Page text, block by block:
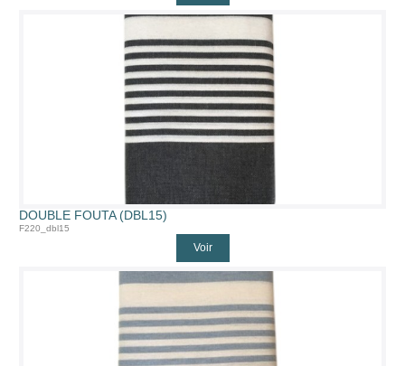
DOUBLE FOUTA (DBL15)
F220_dbl15
Voir